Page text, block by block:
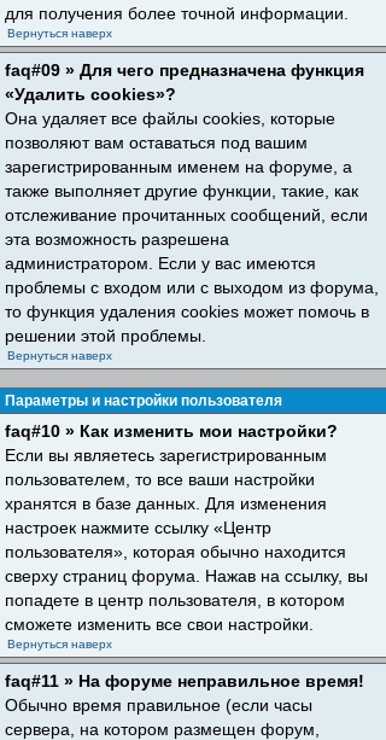
для получения более точной информации.
Вернуться наверх
faq#09 » Для чего предназначена функция
«Удалить cookies»?
Она удаляет все файлы cookies, которые
позволяют вам оставаться под вашим
зарегистрированным именем на форуме, а
также выполняет другие функции, такие, как
отслеживание прочитанных сообщений, если
эта возможность разрешена
администратором. Если у вас имеются
проблемы с входом или с выходом из форума,
то функция удаления cookies может помочь в
решении этой проблемы.
Вернуться наверх
Параметры и настройки пользователя
faq#10 » Как изменить мои настройки?
Если вы являетесь зарегистрированным
пользователем, то все ваши настройки
хранятся в базе данных. Для изменения
настроек нажмите ссылку «Центр
пользователя», которая обычно находится
сверху страниц форума. Нажав на ссылку, вы
попадете в центр пользователя, в котором
сможете изменить все свои настройки.
Вернуться наверх
faq#11 » На форуме неправильное время!
Обычно время правильное (если часы
сервера, на котором размещен форум,